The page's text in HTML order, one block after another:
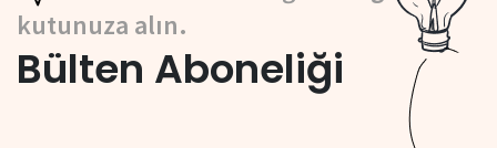
kutunuza alın.
Bülten Aboneliği